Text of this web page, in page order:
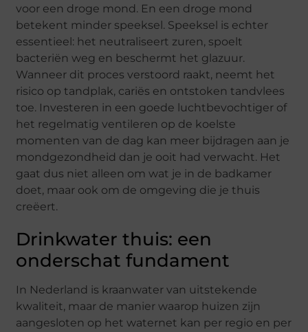
voor een droge mond. En een droge mond
betekent minder speeksel. Speeksel is echter
essentieel: het neutraliseert zuren, spoelt
bacteriën weg en beschermt het glazuur.
Wanneer dit proces verstoord raakt, neemt het
risico op tandplak, cariës en ontstoken tandvlees
toe. Investeren in een goede luchtbevochtiger of
het regelmatig ventileren op de koelste
momenten van de dag kan meer bijdragen aan je
mondgezondheid dan je ooit had verwacht. Het
gaat dus niet alleen om wat je in de badkamer
doet, maar ook om de omgeving die je thuis
creëert.
Drinkwater thuis: een
onderschat fundament
In Nederland is kraanwater van uitstekende
kwaliteit, maar de manier waarop huizen zijn
aangesloten op het waternet kan per regio en per